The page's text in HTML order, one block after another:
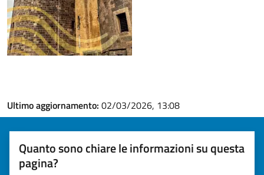
Ultimo aggiornamento: 02/03/2026, 13:08
Quanto sono chiare le informazioni su questa
pagina?